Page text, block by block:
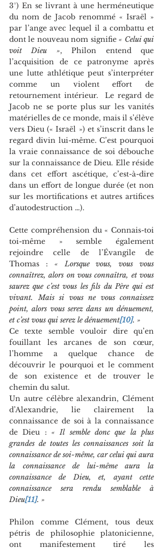
3°) En se livrant à une herméneutique
du nom de Jacob renommé « Israël »
par l’ange avec lequel il a combattu et
dont le nouveau nom signifie « Celui qui
voit Dieu », Philon entend que
l’acquisition de ce patronyme après
une lutte athlétique peut s’interpréter
comme un violent effort de
retournement intérieur.  Le regard de
Jacob ne se porte plus sur les vanités
matérielles de ce monde, mais il s’élève
vers Dieu (« Israël ») et s’inscrit dans le
regard divin lui-même. C’est pourquoi
la vraie connaissance de soi débouche
sur la connaissance de Dieu. Elle réside
dans cet effort ascétique, c’est-à-dire
dans un effort de longue durée (et non
sur les mortifications et autres artifices
d’autodestruction …).
Cette compréhension du « Connais-toi
toi-même » semble également
rejoindre celle de l’Évangile de
Thomas : « Lorsque vous, vous vous
connaîtrez, alors on vous connaîtra, et vous
saurez que c’est vous les fils du Père qui est
vivant. Mais si vous ne vous connaissez
point, alors vous serez dans un dénuement,
et c’est vous qui serez le dénuement[10]. »
Ce texte semble vouloir dire qu’en
fouillant les arcanes de son cœur,
l’homme a quelque chance de
découvrir le pourquoi et le comment
de son existence et de trouver le
chemin du salut.
Un autre célèbre alexandrin, Clément
d’Alexandrie, lie clairement la
connaissance de soi à la connaissance
de Dieu : « Il semble donc que la plus
grandes de toutes les connaissances soit la
connaissance de soi-même, car celui qui aura
la connaissance de lui-même aura la
connaissance de Dieu, et, ayant cette
connaissance sera rendu semblable à
Dieu[11]. »
Philon comme Clément, tous deux
pétris de philosophie platonicienne,
ont manifestement tiré les